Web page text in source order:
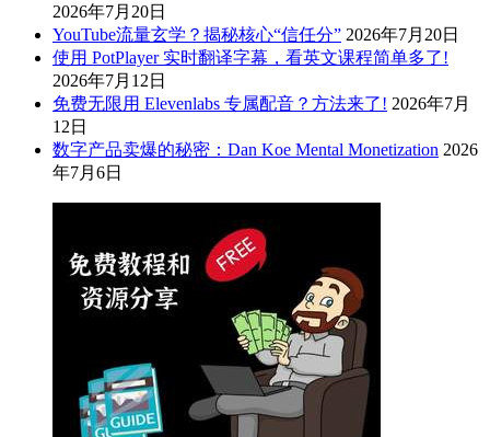
2026年7月20日
YouTube流量玄学？揭秘核心“信任分” 2026年7月20日
使用 PotPlayer 实时翻译字幕，看英文课程简单多了!
2026年7月12日
免费无限用 Elevenlabs 专属配音？方法来了! 2026年7月
12日
数字产品卖爆的秘密：Dan Koe Mental Monetization 2026
年7月6日